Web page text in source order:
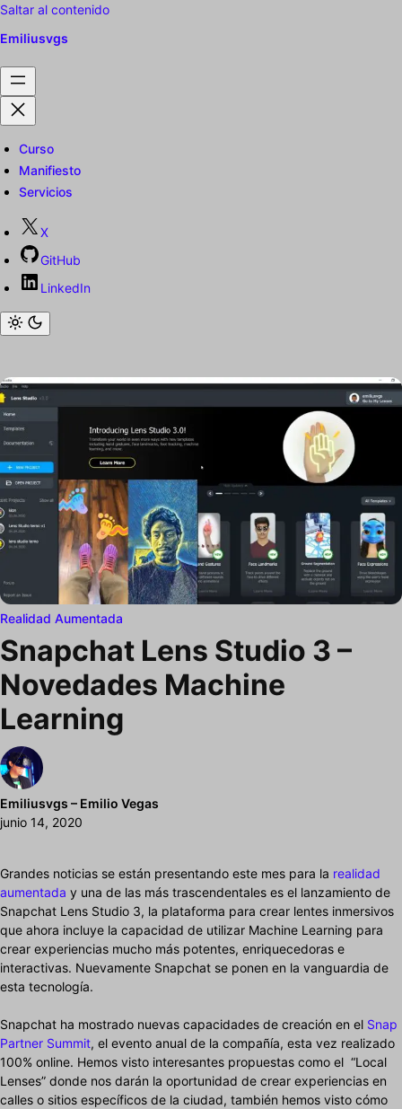
Saltar al contenido
Emiliusvgs
Curso
Manifiesto
Servicios
X
GitHub
LinkedIn
Realidad Aumentada
Snapchat Lens Studio 3 –
Novedades Machine
Learning
Emiliusvgs – Emilio Vegas
junio 14, 2020
Grandes noticias se están presentando este mes para la realidad
aumentada y una de las más trascendentales es el lanzamiento de
Snapchat Lens Studio 3, la plataforma para crear lentes inmersivos
que ahora incluye la capacidad de utilizar Machine Learning para
crear experiencias mucho más potentes, enriquecedoras e
interactivas. Nuevamente Snapchat se ponen en la vanguardia de
esta tecnología.
Snapchat ha mostrado nuevas capacidades de creación en el Snap
Partner Summit, el evento anual de la compañía, esta vez realizado
100% online. Hemos visto interesantes propuestas como el “Local
Lenses” donde nos darán la oportunidad de crear experiencias en
calles o sitios específicos de la ciudad, también hemos visto cómo